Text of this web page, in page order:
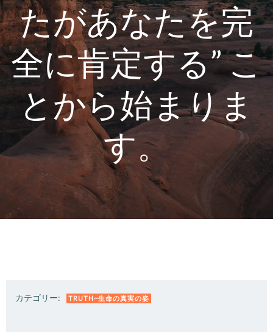
たがあなたを完
全に肯定する” こ
とから始まりま
す。
カテゴリー: TRUTH~生命の真実の姿